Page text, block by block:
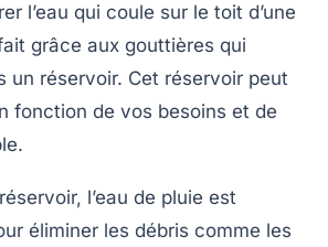
l’eau qui coule sur le toit d’une
grâce aux gouttières qui
un réservoir. Cet réservoir peut
fonction de vos besoins et de
l’eau de pluie est
éliminer les débris comme les